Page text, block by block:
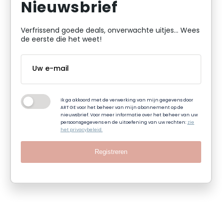
Nieuwsbrief
Verfrissend goede deals, onverwachte uitjes... Wees
de eerste die het weet!
Ik ga akkoord met de verwerking van mijn gegevens door
ART GE voor het beheer van mijn abonnement op de
nieuwsbrief. Voor meer informatie over het beheer van uw
persoonsgegevens en de uitoefening van uw rechten: zie
het privacybeleid.
Registreren